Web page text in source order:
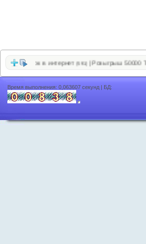
в интернет(591)|Розыгрыш 50000 TRX
Время выполнения: 0,063607 секунд | БД: